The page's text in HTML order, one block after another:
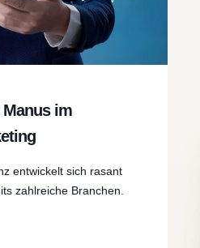
Manus im
entwickelt sich rasant
zahlreiche Branchen.